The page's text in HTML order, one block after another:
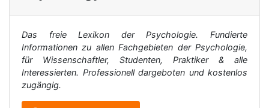
Das freie Lexikon der Psychologie. Fundierte
Informationen zu allen Fachgebieten der Psychologie,
für Wissenschaftler, Studenten, Praktiker & alle
Interessierten. Professionell dargeboten und kostenlos
zugängig.